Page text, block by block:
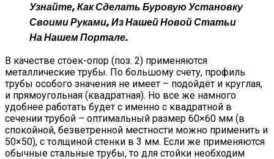
Узнайте, Как Сделать Буровую Установку
Своими Руками, Из Нашей Новой Статьи
На Нашем Портале.
В качестве стоек-опор (поз. 2) применяются
металлические трубы. По большому счету, профиль
трубы особого значения не имеет – подойдёт и круглая,
и прямоугольная (квадратная). Но все же намного
удобнее работать будет с именно с квадратной в
сечении трубой – оптимальный размер 60×60 мм (в
спокойной, безветренной местности можно применить и
50×50), с толщиной стенки в 3 мм. Если же применяются
обычные стальные трубы, то для стойки необходим